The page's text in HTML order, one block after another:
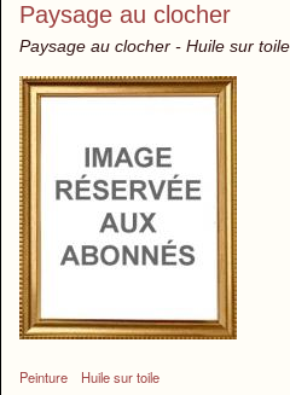
Paysage au clocher
Paysage au clocher - Huile sur
Peinture Huile sur toile